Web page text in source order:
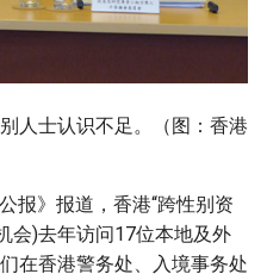
人士认识不足。（图：香港
报》报道，香港“跨性别资
会)去年访问17位本地及外
在香港警务处、入境事务处